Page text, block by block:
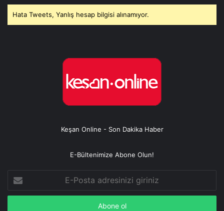
Hata Tweets, Yanlış hesap bilgisi alınamıyor.
Keşan Online - Son Dakika Haber
E-Bültenimize Abone Olun!
Posta
adresinizi